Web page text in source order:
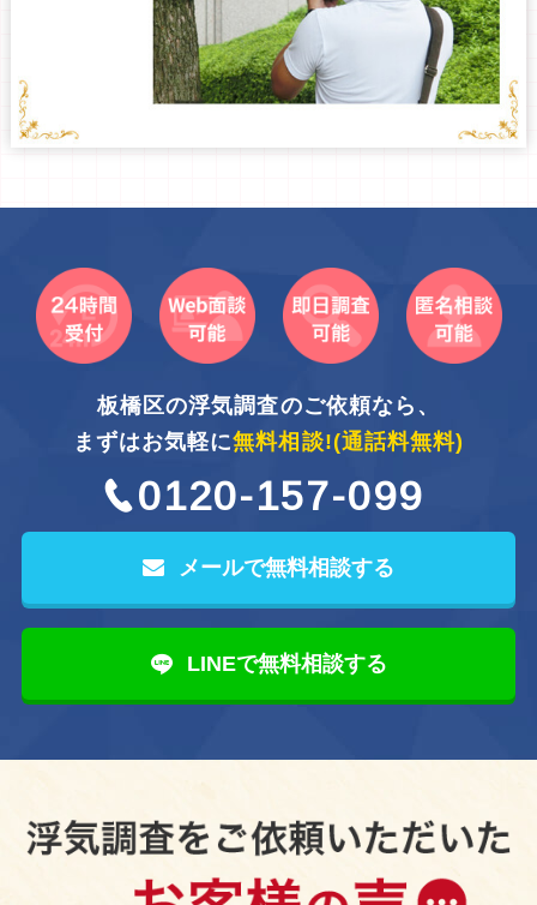
板橋区の浮気調査のご依頼なら、
まずはお気軽に無料相談!(通話料無料)
0120-157-099
メールで無料相談する
LINEで無料相談する